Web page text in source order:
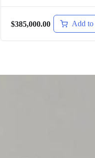
$385,000.00 Add to